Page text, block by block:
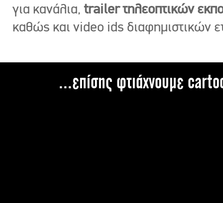
για κανάλια, trailer τηλεοπτικών
καθώς και video ids διαφημιστικών
...επίσης φτιάχνουμε